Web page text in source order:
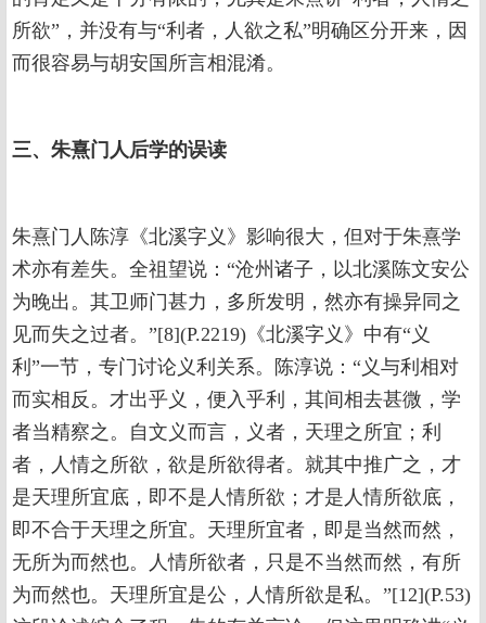
所欲”，并没有与“利者，人欲之私”明确区分开来，因
而很容易与胡安国所言相混淆。
三、朱熹门人后学的误读
朱熹门人陈淳《北溪字义》影响很大，但对于朱熹学
术亦有差失。全祖望说：“沧州诸子，以北溪陈文安公
为晚出。其卫师门甚力，多所发明，然亦有操异同之
见而失之过者。”[8](P.2219)《北溪字义》中有“义
利”一节，专门讨论义利关系。陈淳说：“义与利相对
而实相反。才出乎义，便入乎利，其间相去甚微，学
者当精察之。自文义而言，义者，天理之所宜；利
者，人情之所欲，欲是所欲得者。就其中推广之，才
是天理所宜底，即不是人情所欲；才是人情所欲底，
即不合于天理之所宜。天理所宜者，即是当然而然，
无所为而然也。人情所欲者，只是不当然而然，有所
为而然也。天理所宜是公，人情所欲是私。”[12](P.53)